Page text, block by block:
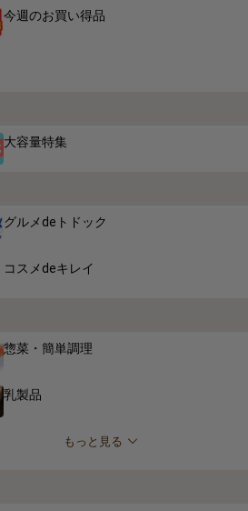
今週のお買い得品
大容量特集
グルメdeトドック
コスメdeキレイ
惣菜・簡単調理
乳製品
もっと見る